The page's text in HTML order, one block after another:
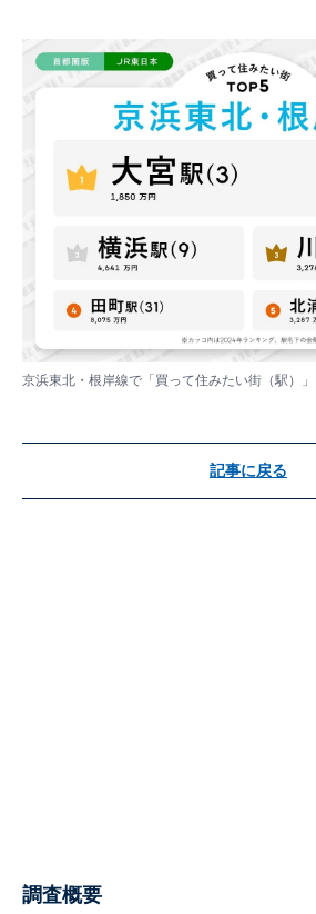
京浜東北・根岸線で「買って住みたい街（駅）
記事に戻る
調査概要